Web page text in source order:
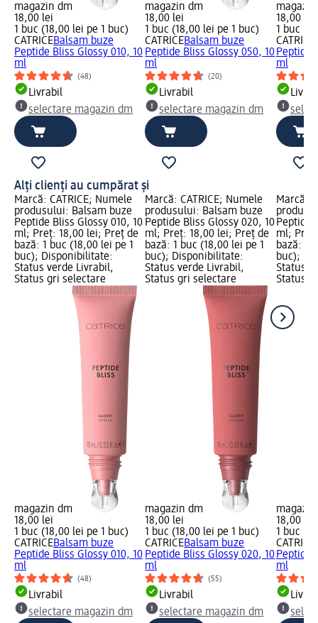
magazin dm
18,00 lei
1 buc (18,00 lei pe 1 buc)
CATRICEBalsam buze
Peptide Bliss Glossy 010, 10
ml
(48)
Livrabil
selectare magazin dm
magazin dm
18,00 lei
1 buc (18,00 lei pe 1 buc)
CATRICEBalsam buze
Peptide Bliss Glossy 050, 10
ml
(20)
Livrabil
selectare magazin dm
18,00 lei
1 buc
CATRICE
Peptide
ml
Alți clienți au cumpărat și
Marcă: CATRICE; Numele
produsului: Balsam buze
Peptide Bliss Glossy 010, 10
ml; Preț: 18,00 lei; Preț de
bază: 1 buc (18,00 lei pe 1
buc); Disponibilitate:
Status verde Livrabil,
Status gri selectare
magazin dm
18,00 lei
1 buc (18,00 lei pe 1 buc)
CATRICEBalsam buze
Peptide Bliss Glossy 010, 10
ml
(48)
Livrabil
selectare magazin dm
Marcă: CATRICE; Numele
produsului: Balsam buze
Peptide Bliss Glossy 020, 10
ml; Preț: 18,00 lei; Preț de
bază: 1 buc (18,00 lei pe 1
buc); Disponibilitate:
Status verde Livrabil,
Status gri selectare
magazin dm
18,00 lei
1 buc (18,00 lei pe 1 buc)
CATRICEBalsam buze
Peptide Bliss Glossy 020, 10
ml
(55)
Livrabil
selectare magazin dm
Marcă:
Peptide
ml;
bază: 1
buc);
Status
Status
18,00 lei
1 buc
CATRICE
Peptide
ml